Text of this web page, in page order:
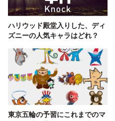
ハリウッド殿堂入りした、ディ
ズニーの人気キャラはどれ？
東京五輪の予習にこれまでのマ